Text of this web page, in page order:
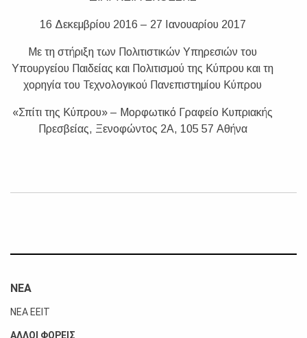
16 Δεκεμβρίου 2016 – 27 Ιανουαρίου 2017
Με τη στήριξη των Πολιτιστικών Υπηρεσιών του
Υπουργείου Παιδείας και Πολιτισμού της Κύπρου και τη
χορηγία του Τεχνολογικού Πανεπιστημίου Κύπρου
«Σπίτι της Κύπρου» – Μορφωτικό Γραφείο Κυπριακής
Πρεσβείας, Ξενοφώντος 2Α, 105 57 Αθήνα
ΝΕΑ
ΝΕΑ ΕΕΙΤ
ΑΛΛΟΙ ΦΟΡΕΙΣ